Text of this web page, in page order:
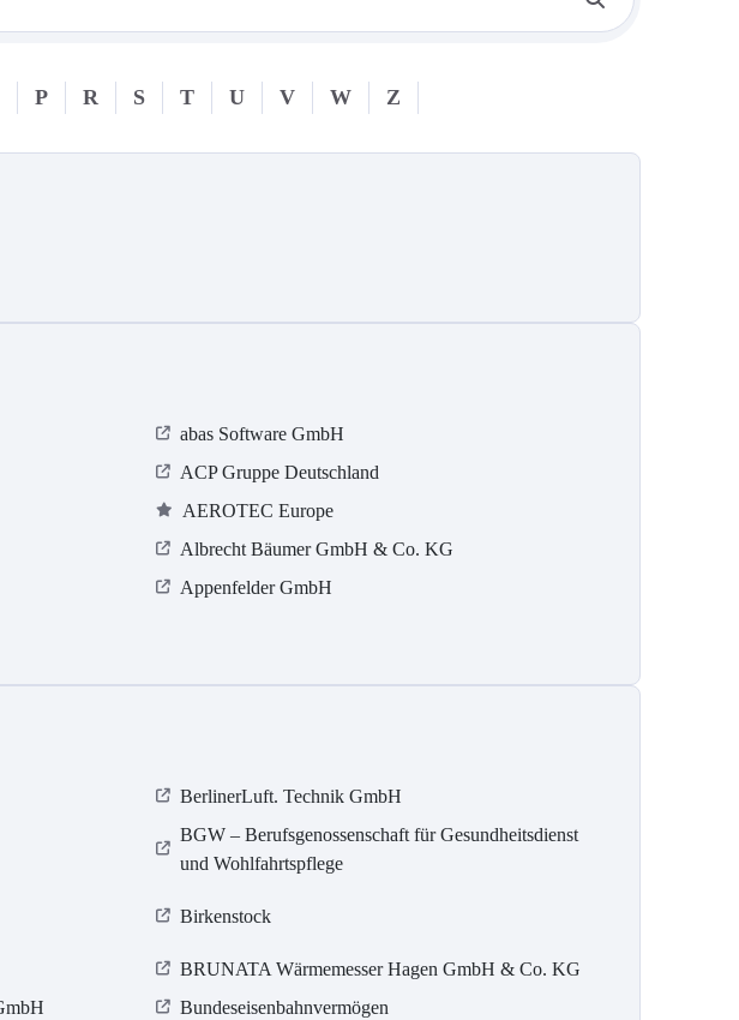
P R S T U V W Z
abas Software GmbH
ACP Gruppe Deutschland
AEROTEC Europe
Albrecht Bäumer GmbH & Co. KG
Appenfelder GmbH
BerlinerLuft. Technik GmbH
BGW – Berufsgenossenschaft für Gesundheitsdienst
und Wohlfahrtspflege
Birkenstock
BRUNATA Wärmemesser Hagen GmbH & Co. KG
Bundeseisenbahnvermögen